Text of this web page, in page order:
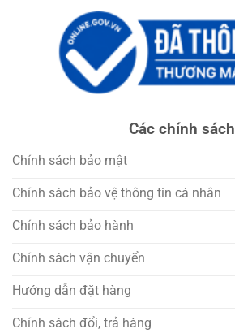
Các chính sách
Chính sách bảo mật
Chính sách bảo vệ thông tin cá nhân
Chính sách bảo hành
Chính sách vận chuyển
Hướng dẫn đặt hàng
Chính sách đổi, trả hàng